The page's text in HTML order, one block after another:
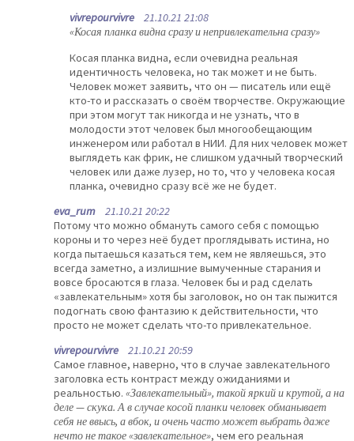
vivrepourvivre 21.10.21 21:08
«Косая планка видна сразу и непривлекательна сразу»
Косая планка видна, если очевидна реальная
идентичность человека, но так может и не быть.
Человек может заявить, что он — писатель или ещё
кто-то и рассказать о своём творчестве. Окружающие
при этом могут так никогда и не узнать, что в
молодости этот человек был многообещающим
инженером или работал в НИИ. Для них человек может
выглядеть как фрик, не слишком удачный творческий
человек или даже лузер, но то, что у человека косая
планка, очевидно сразу всё же не будет.
eva_rum 21.10.21 20:22
Потому что можно обмануть самого себя с помощью
короны и то через неё будет проглядывать истина, но
когда пытаешься казаться тем, кем не являешься, это
всегда заметно, а излишние вымученные старания и
вовсе бросаются в глаза. Человек бы и рад сделать
«завлекательным» хотя бы заголовок, но он так пыжится
подогнать свою фантазию к действительности, что
просто не может сделать что-то привлекательное.
vivrepourvivre 21.10.21 20:59
Самое главное, наверно, что в случае завлекательного
заголовка есть контраст между ожиданиями и
реальностью. «Завлекательный», такой яркий и крутой, а на
деле — скука. А в случае косой планки человек обманывает
себя не ввысь, а вбок, и очень часто может выбрать даже
нечто не такое «завлекательное», чем его реальная